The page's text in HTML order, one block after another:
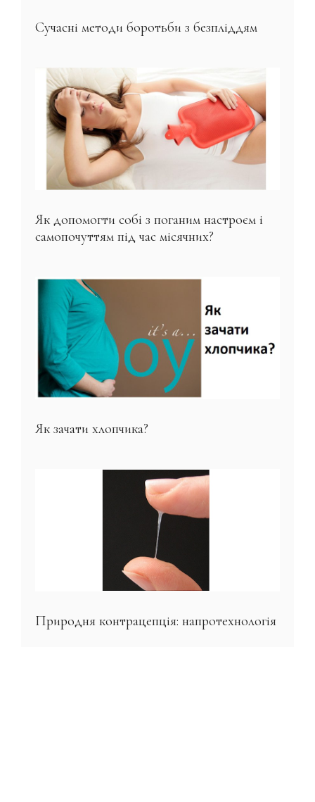
Сучасні методи боротьби з безпліддям
Як допомогти собі з поганим настроєм і
самопочуттям під час місячних?
Як зачати хлопчика?
Природня контрацепція: напротехнологія